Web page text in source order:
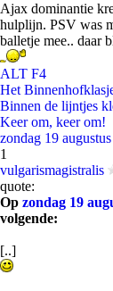
Ajax dominantie
hulplijn. PSV was
balletje mee.. daar
ALT F4
Het
Binnen de lijntjes
Keer om, keer om!
zondag 19
1
vulgarismagistralis
quote:
Op zondag 19
volgende:
[..]